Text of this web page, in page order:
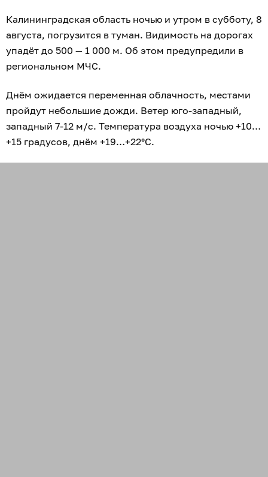
Калининградская область ночью и утром в субботу, 8
августа, погрузится в туман. Видимость на дорогах
упадёт до 500 — 1 000 м. Об этом предупредили в
региональном МЧС.
Днём ожидается переменная облачность, местами
пройдут небольшие дожди. Ветер юго-западный,
западный 7-12 м/с. Температура воздуха ночью +10…
+15 градусов, днём +19…+22°C.